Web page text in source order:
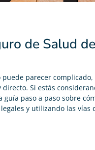
de Salud de
parecer complicado,
Si estás
paso a paso sobre
y utilizando las vías